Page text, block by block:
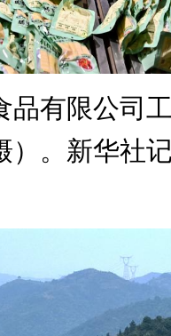
有限公司工
）。新华社